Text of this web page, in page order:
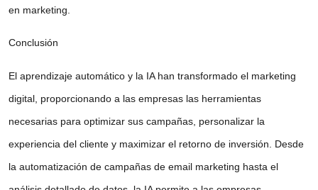
en marketing.
Conclusión
El aprendizaje automático y la IA han transformado el marketing
digital, proporcionando a las empresas las herramientas
necesarias para optimizar sus campañas, personalizar la
experiencia del cliente y maximizar el retorno de inversión. Desde
la automatización de campañas de email marketing hasta el